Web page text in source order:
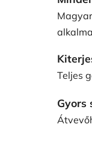
Teljes
Gyors